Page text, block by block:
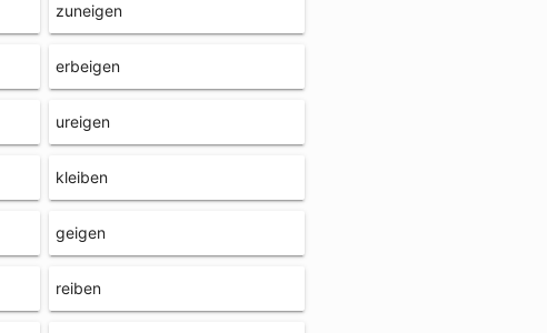
zuneigen
erbeigen
ureigen
kleiben
geigen
reiben